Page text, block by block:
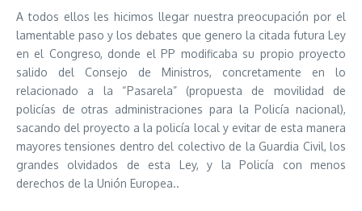
A todos ellos les hicimos llegar nuestra preocupación por el
lamentable paso y los debates que genero la citada futura Ley
en el Congreso, donde el PP modificaba su propio proyecto
salido del Consejo de Ministros, concretamente en lo
relacionado a la “Pasarela” (propuesta de movilidad de
policías de otras administraciones para la Policía nacional),
sacando del proyecto a la policía local y evitar de esta manera
mayores tensiones dentro del colectivo de la Guardia Civil, los
grandes olvidados de esta Ley, y la Policía con menos
derechos de la Unión Europea..